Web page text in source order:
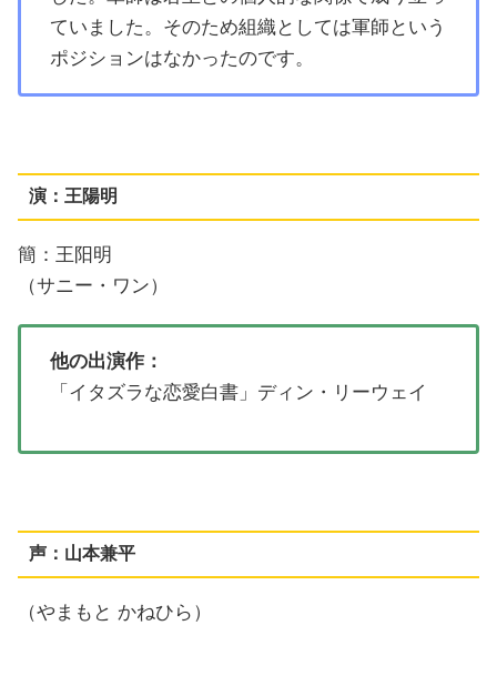
ていました。そのため組織としては軍師という
ポジションはなかったのです。
演：王陽明
簡：王阳明
（サニー・ワン）
他の出演作：
「イタズラな恋愛白書」ディン・リーウェイ
声：山本兼平
（やまもと かねひら）